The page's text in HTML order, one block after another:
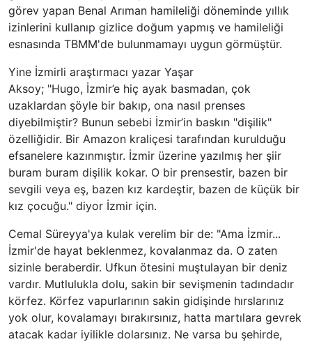
görev yapan Benal Arıman hamileliği döneminde yıllık
izinlerini kullanıp gizlice doğum yapmış ve hamileliği
esnasında TBMM'de bulunmamayı uygun görmüştür.
Yine İzmirli araştırmacı yazar Yaşar
Aksoy; "Hugo, İzmir’e hiç ayak basmadan, çok
uzaklardan şöyle bir bakıp, ona nasıl prenses
diyebilmiştir? Bunun sebebi İzmir’in baskın "dişilik"
özelliğidir. Bir Amazon kraliçesi tarafından kurulduğu
efsanelere kazınmıştır. İzmir üzerine yazılmış her şiir
buram buram dişilik kokar. O bir prensestir, bazen bir
sevgili veya eş, bazen kız kardeştir, bazen de küçük bir
kız çocuğu." diyor İzmir için.
Cemal Süreyya'ya kulak verelim bir de: "Ama İzmir...
İzmir'de hayat beklenmez, kovalanmaz da. O zaten
sizinle beraberdir. Ufkun ötesini muştulayan bir deniz
vardır. Mutlulukla dolu, sakin bir sevişmenin tadındadır
körfez. Körfez vapurlarının sakin gidişinde hırslarınız
yok olur, kovalamayı bırakırsınız, hatta martılara gevrek
atacak kadar iyilikle dolarsınız. Ne varsa bu şehirde,